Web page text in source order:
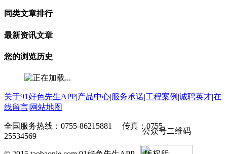
同类文章排行
最新资讯文章
您的浏览历史
关于91好色先生APP|产品中心|服务承诺|工程案例 |诚聘英才|在
线留言|网站地图
公众号二维码
全国服务热线：0755-86215881 传真：0755-
25534569